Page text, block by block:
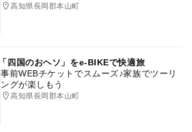
高知県長岡郡本山町
四国のおヘソ」をe-BIKEで快適旅
事前WEBチケットでスムーズ♪家族でツーリ
ングが楽しもう
高知県長岡郡本山町